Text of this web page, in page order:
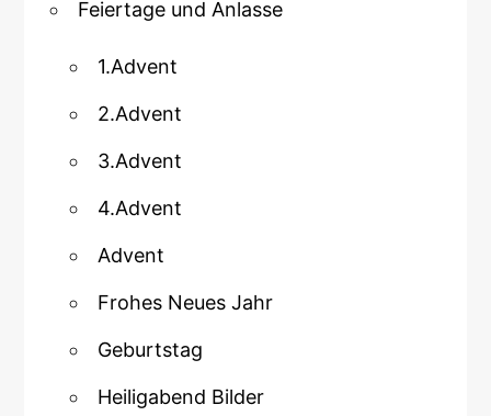
Feiertage und Anlasse
1.Advent
2.Advent
3.Advent
4.Advent
Advent
Frohes Neues Jahr
Geburtstag
Heiligabend Bilder